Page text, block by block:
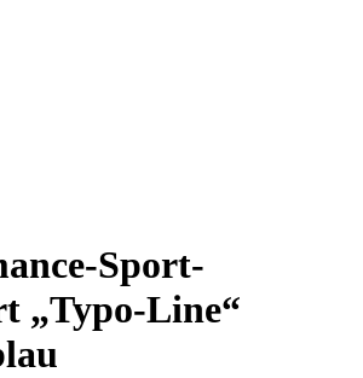
Sport-
„Typo-Line“